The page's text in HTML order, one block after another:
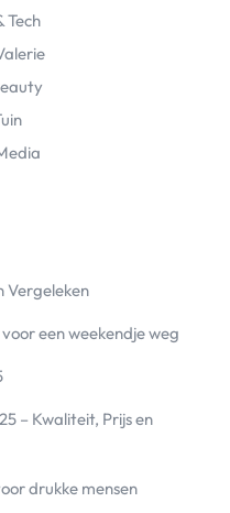
Tech
Vergeleken
een weekendje weg
– Kwaliteit, Prijs en
drukke mensen